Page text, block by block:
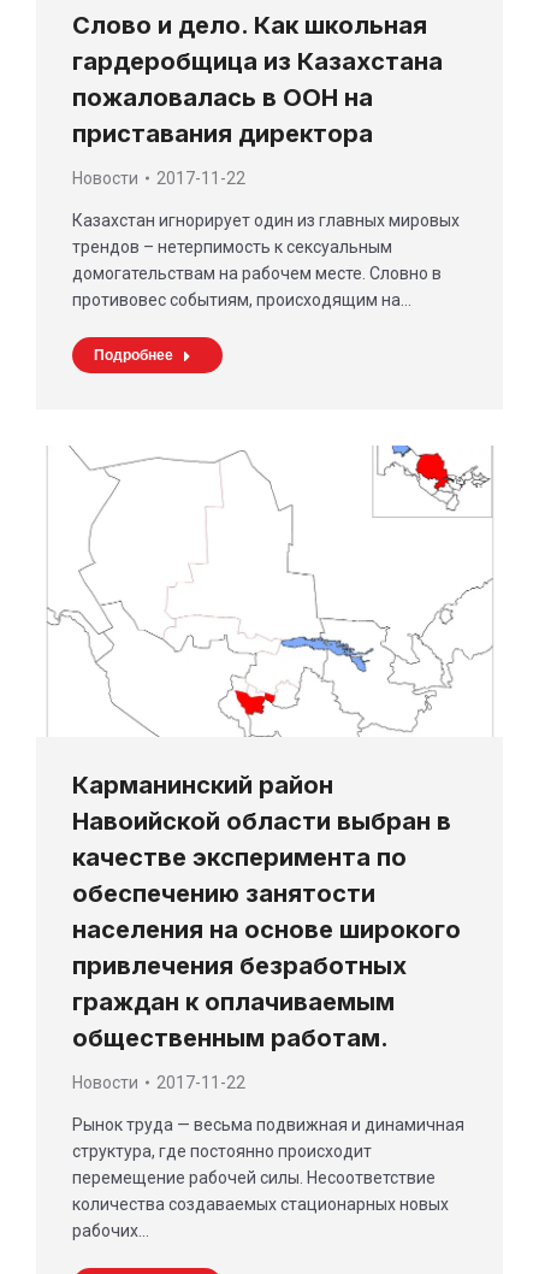
Слово и дело. Как школьная
гардеробщица из Казахстана
пожаловалась в ООН на
приставания директора
Новости 2017-11-22
Казахстан игнорирует один из главных мировых
трендов – нетерпимость к сексуальным
домогательствам на рабочем месте. Словно в
противовес событиям, происходящим на…
Подробнее
Карманинский район
Навоийской области выбран в
качестве эксперимента по
обеспечению занятости
населения на основе широкого
привлечения безработных
граждан к оплачиваемым
общественным работам.
Новости 2017-11-22
Рынок труда — весьма подвижная и динамичная
структура, где постоянно происходит
перемещение рабочей силы. Несоответствие
количества создаваемых стационарных новых
рабочих…